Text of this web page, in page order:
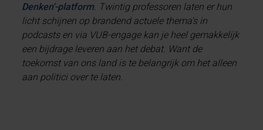
Denken'-platform. Twintig professoren laten er hun
licht schijnen op brandend actuele thema's in
podcasts en via VUB-engage kan je heel gemakkelijk
een bijdrage leveren aan het debat. Want de
toekomst van ons land is te belangrijk om het alleen
aan politici over te laten.